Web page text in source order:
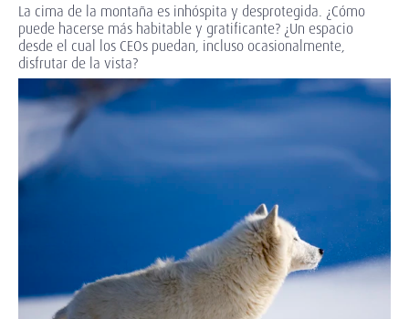
La cima de la montaña es inhóspita y desprotegida. ¿Cómo
puede hacerse más habitable y gratificante? ¿Un espacio
desde el cual los CEOs puedan, incluso ocasionalmente,
disfrutar de la vista?